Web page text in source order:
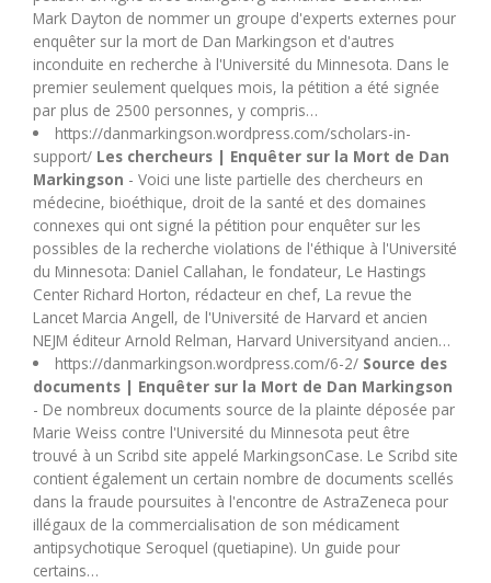
Mark Dayton de nommer un groupe d'experts externes pour
enquêter sur la mort de Dan Markingson et d'autres
inconduite en recherche à l'Université du Minnesota. Dans le
premier seulement quelques mois, la pétition a été signée
par plus de 2500 personnes, y compris…
https://danmarkingson.wordpress.com/scholars-in-
support/ Les chercheurs | Enquêter sur la Mort de Dan
Markingson - Voici une liste partielle des chercheurs en
médecine, bioéthique, droit de la santé et des domaines
connexes qui ont signé la pétition pour enquêter sur les
possibles de la recherche violations de l'éthique à l'Université
du Minnesota: Daniel Callahan, le fondateur, Le Hastings
Center Richard Horton, rédacteur en chef, La revue the
Lancet Marcia Angell, de l'Université de Harvard et ancien
NEJM éditeur Arnold Relman, Harvard Universityand ancien…
https://danmarkingson.wordpress.com/6-2/ Source des
documents | Enquêter sur la Mort de Dan Markingson
- De nombreux documents source de la plainte déposée par
Marie Weiss contre l'Université du Minnesota peut être
trouvé à un Scribd site appelé MarkingsonCase. Le Scribd site
contient également un certain nombre de documents scellés
dans la fraude poursuites à l'encontre de AstraZeneca pour
illégaux de la commercialisation de son médicament
antipsychotique Seroquel (quetiapine). Un guide pour
certains…